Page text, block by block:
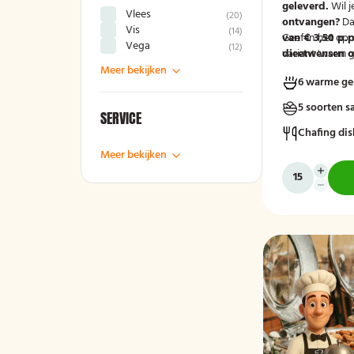
Vlees (20)
Vis (14)
Vega (12)
Meer bekijken
SERVICE
Meer bekijken
geleverd.Wil
ontvangen?
van € 3,50
variant 'warm
Geef in het
dieetwensen
mee kunnen
6 warme
5 soorten
Chafing